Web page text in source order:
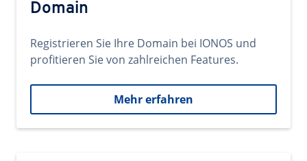
Domain
Registrieren Sie Ihre Domain bei IONOS und
profitieren Sie von zahlreichen Features.
Mehr erfahren